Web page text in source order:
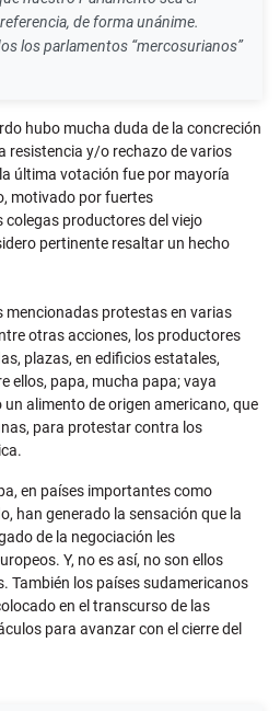
de forma unánime.
los parlamentos “mercosurianos”
hubo mucha duda de la concreción
resistencia y/o rechazo de varios
última votación fue por mayoría
motivado por fuertes
productores del viejo
pertinente resaltar un hecho
mencionadas protestas en varias
otras acciones, los productores
plazas, en edificios estatales,
ellos, papa, mucha papa; vaya
alimento de origen americano, que
para protestar contra los
en países importantes como
han generado la sensación que la
de la negociación les
Y, no es así, no son ellos
También los países sudamericanos
en el transcurso de las
para avanzar con el cierre del